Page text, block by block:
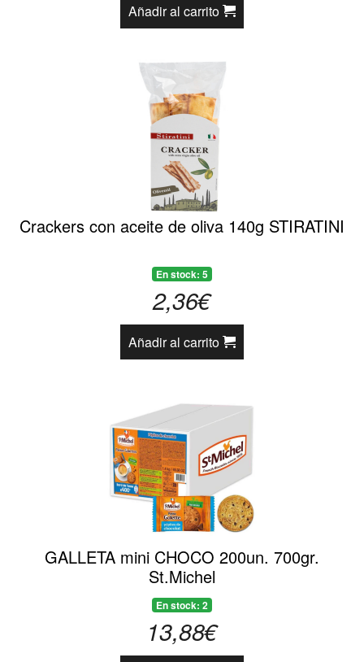
Añadir al carrito
Crackers con aceite de oliva 140g STIRATINI
En stock: 5
2,36€
Añadir al carrito
GALLETA mini CHOCO 200un. 700gr.
St.Michel
En stock: 2
13,88€